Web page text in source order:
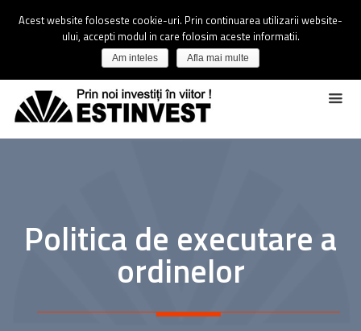
Politica de executare a
ordinelor
Acest website foloseste cookie-uri. Prin continuarea utilizarii website-
ului, accepti modul in care folosim aceste informatii.
Am inteles Afla mai multe